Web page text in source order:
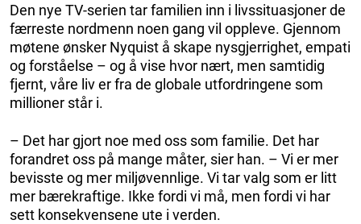
Den nye TV-serien tar familien inn i livssituasjoner de
færreste nordmenn noen gang vil oppleve. Gjennom
møtene ønsker Nyquist å skape nysgjerrighet, empati
og forståelse – og å vise hvor nært, men samtidig
fjernt, våre liv er fra de globale utfordringene som
millioner står i.
– Det har gjort noe med oss som familie. Det har
forandret oss på mange måter, sier han. – Vi er mer
bevisste og mer miljøvennlige. Vi tar valg som er litt
mer bærekraftige. Ikke fordi vi må, men fordi vi har
sett konsekvensene ute i verden.